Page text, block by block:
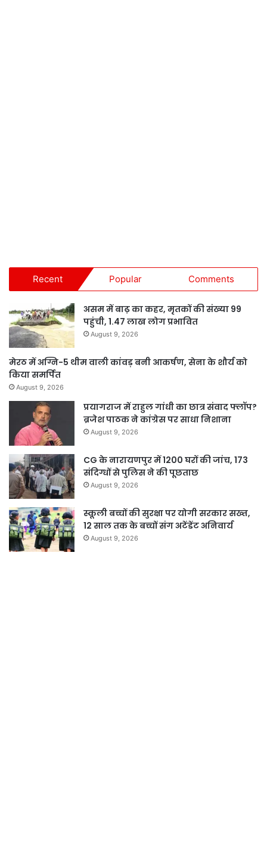
Recent Popular Comments
असम में बाढ़ का कहर, मृतकों की संख्या 99
पहुंची, 1.47 लाख लोग प्रभावित
August 9, 2026
मेरठ में अग्नि-5 थीम वाली कांवड़ बनी आकर्षण, सेना के शौर्य को
किया समर्पित
August 9, 2026
प्रयागराज में राहुल गांधी का छात्र संवाद फ्लॉप?
ब्रजेश पाठक ने कांग्रेस पर साधा निशाना
August 9, 2026
CG के नारायणपुर में 1200 घरों की जांच, 173
संदिग्धों से पुलिस ने की पूछताछ
August 9, 2026
स्कूली बच्चों की सुरक्षा पर योगी सरकार सख्त,
12 साल तक के बच्चों संग अटेंडेंट अनिवार्य
August 9, 2026